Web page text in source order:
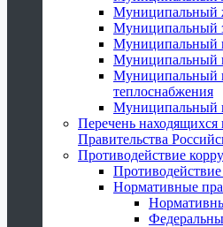
Муниципальный
Муниципальный
Муниципальный
Муниципальный
Муниципальный
теплоснабжения
Муниципальный
Перечень
Правительства
Противодействие
Нормативные